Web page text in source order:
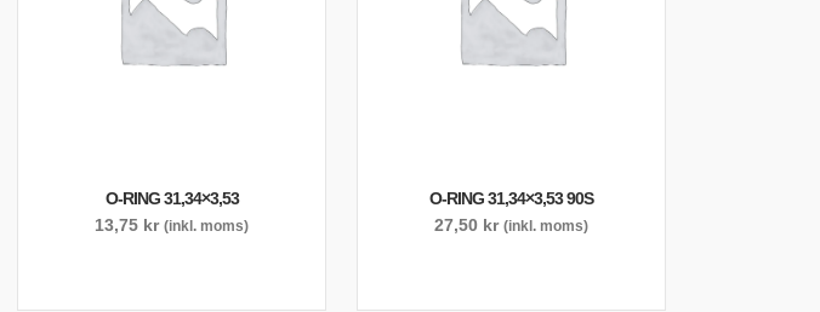
O-RING 31,34×3,53
13,75 kr (inkl. moms)
O-RING 31,34×3,53 90S
27,50 kr (inkl. moms)